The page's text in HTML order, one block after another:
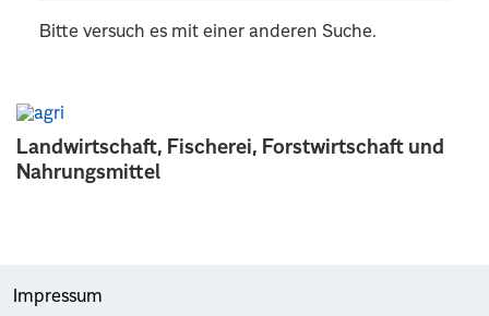
Landwirtschaft, Fischerei, Forstwirtschaft und
Nahrungsmittel
Bitte versuch es mit einer anderen Suche.
Impressum